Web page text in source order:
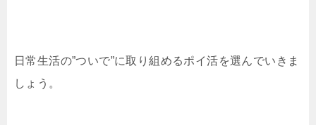
日常生活の”ついで”に取り組めるポイ活を選んでいきま
しょう。